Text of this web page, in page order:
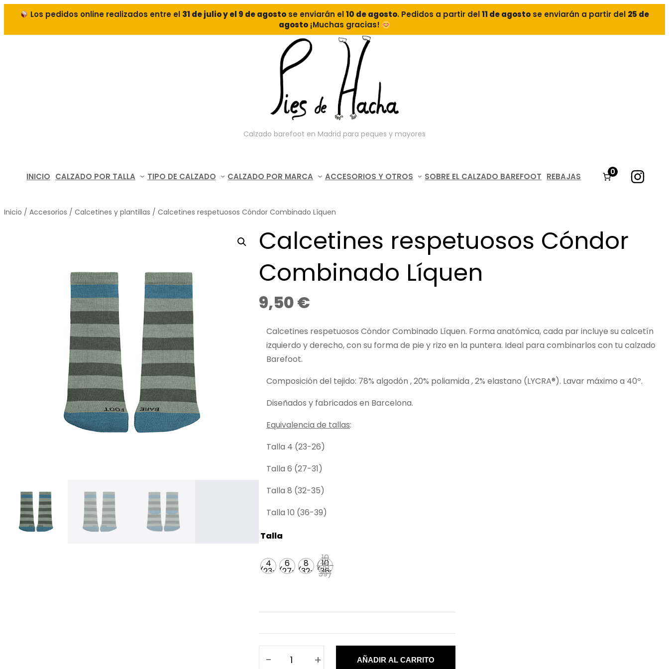
Los pedidos online realizados entre el 31 de julio y el 9 de agosto se enviarán el10 de agosto. Pedidos a partir del11 de agosto se enviarán a partir del 25 de
agosto¡Muchas gracias!
Calzado barefoot en Madrid para peques y mayores
INICIO CALZADO POR TALLA TIPO DE CALZADO CALZADO POR MARCA ACCESORIOS Y OTROS SOBRE EL CALZADO BAREFOOT REBAJAS 0
Inicio / Accesorios / Calcetines y plantillas / Calcetines respetuosos Cóndor Combinado Líquen
Calcetines respetuosos Cóndor
Combinado Líquen
9,50€
Calcetines respetuosos Cóndor Combinado Líquen. Forma anatómica, cada par incluye su calcetín
izquierdo y derecho, con su forma de pie y rizo en la puntera. Ideal para combinarlos con tu calzado
Barefoot.
Composición del tejido: 78% algodón , 20% poliamida , 2% elastano (LYCRA®). Lavar máximo a 40º.
Diseñados y fabricados en Barcelona.
Equivalencia de tallas:
Talla 4 (23-26)
Talla 6 (27-31)
Talla 8 (32-35)
Talla 10 (36-39)
Talla
4
(23-
6
(27-
8
(32-
10
(36-
39)
10
(36-
39)
+
- AÑADIR AL CARRITO